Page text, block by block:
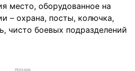
место, оборудованное на
– охрана, посты, колючка,
чисто боевых подразделений
РЕКЛАМА